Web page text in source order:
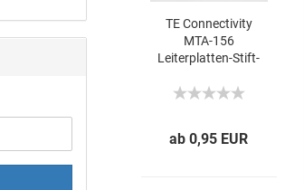
TE Con­nec­ti­vi­ty
MTA-​156
Leiterplatten-​​Stift­
hig Ras­ter 3.96mm
ab 0,95 EUR